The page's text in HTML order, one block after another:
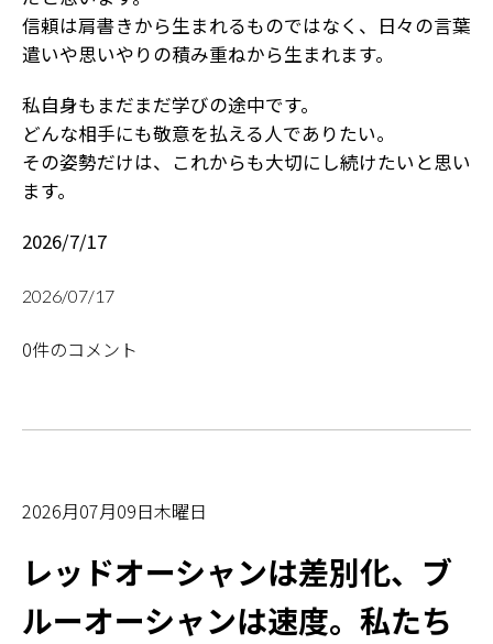
信頼は肩書きから生まれるものではなく、日々の言葉
遣いや思いやりの積み重ねから生まれます。
私自身もまだまだ学びの途中です。
どんな相手にも敬意を払える人でありたい。
その姿勢だけは、これからも大切にし続けたいと思い
ます。
2026/7/17
2026/07/17
0件のコメント
2026月07月09日木曜日
レッドオーシャンは差別化、ブ
ルーオーシャンは速度。私たち